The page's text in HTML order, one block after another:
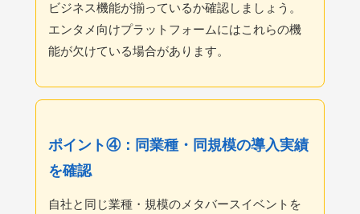
ビジネス機能が揃っているか確認しましょう。
エンタメ向けプラットフォームにはこれらの機
能が欠けている場合があります。
ポイント④：同業種・同規模の導入実績
を確認
自社と同じ業種・規模のメタバースイベントを